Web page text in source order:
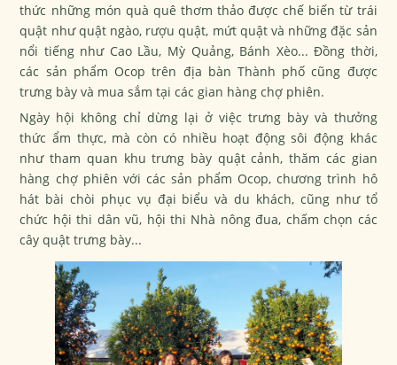
thức những món quà quê thơm thảo được chế biến từ trái
quật như quật ngào, rượu quật, mứt quật và những đặc sản
nổi tiếng như Cao Lầu, Mỳ Quảng, Bánh Xèo... Đồng thời,
các sản phẩm Ocop trên địa bàn Thành phố cũng được
trưng bày và mua sắm tại các gian hàng chợ phiên.
Ngày hội không chỉ dừng lại ở việc trưng bày và thưởng
thức ẩm thực, mà còn có nhiều hoạt động sôi động khác
như tham quan khu trưng bày quật cảnh, thăm các gian
hàng chợ phiên với các sản phẩm Ocop, chương trình hô
hát bài chòi phục vụ đại biểu và du khách, cũng như tổ
chức hội thi dân vũ, hội thi Nhà nông đua, chấm chọn các
cây quật trưng bày...